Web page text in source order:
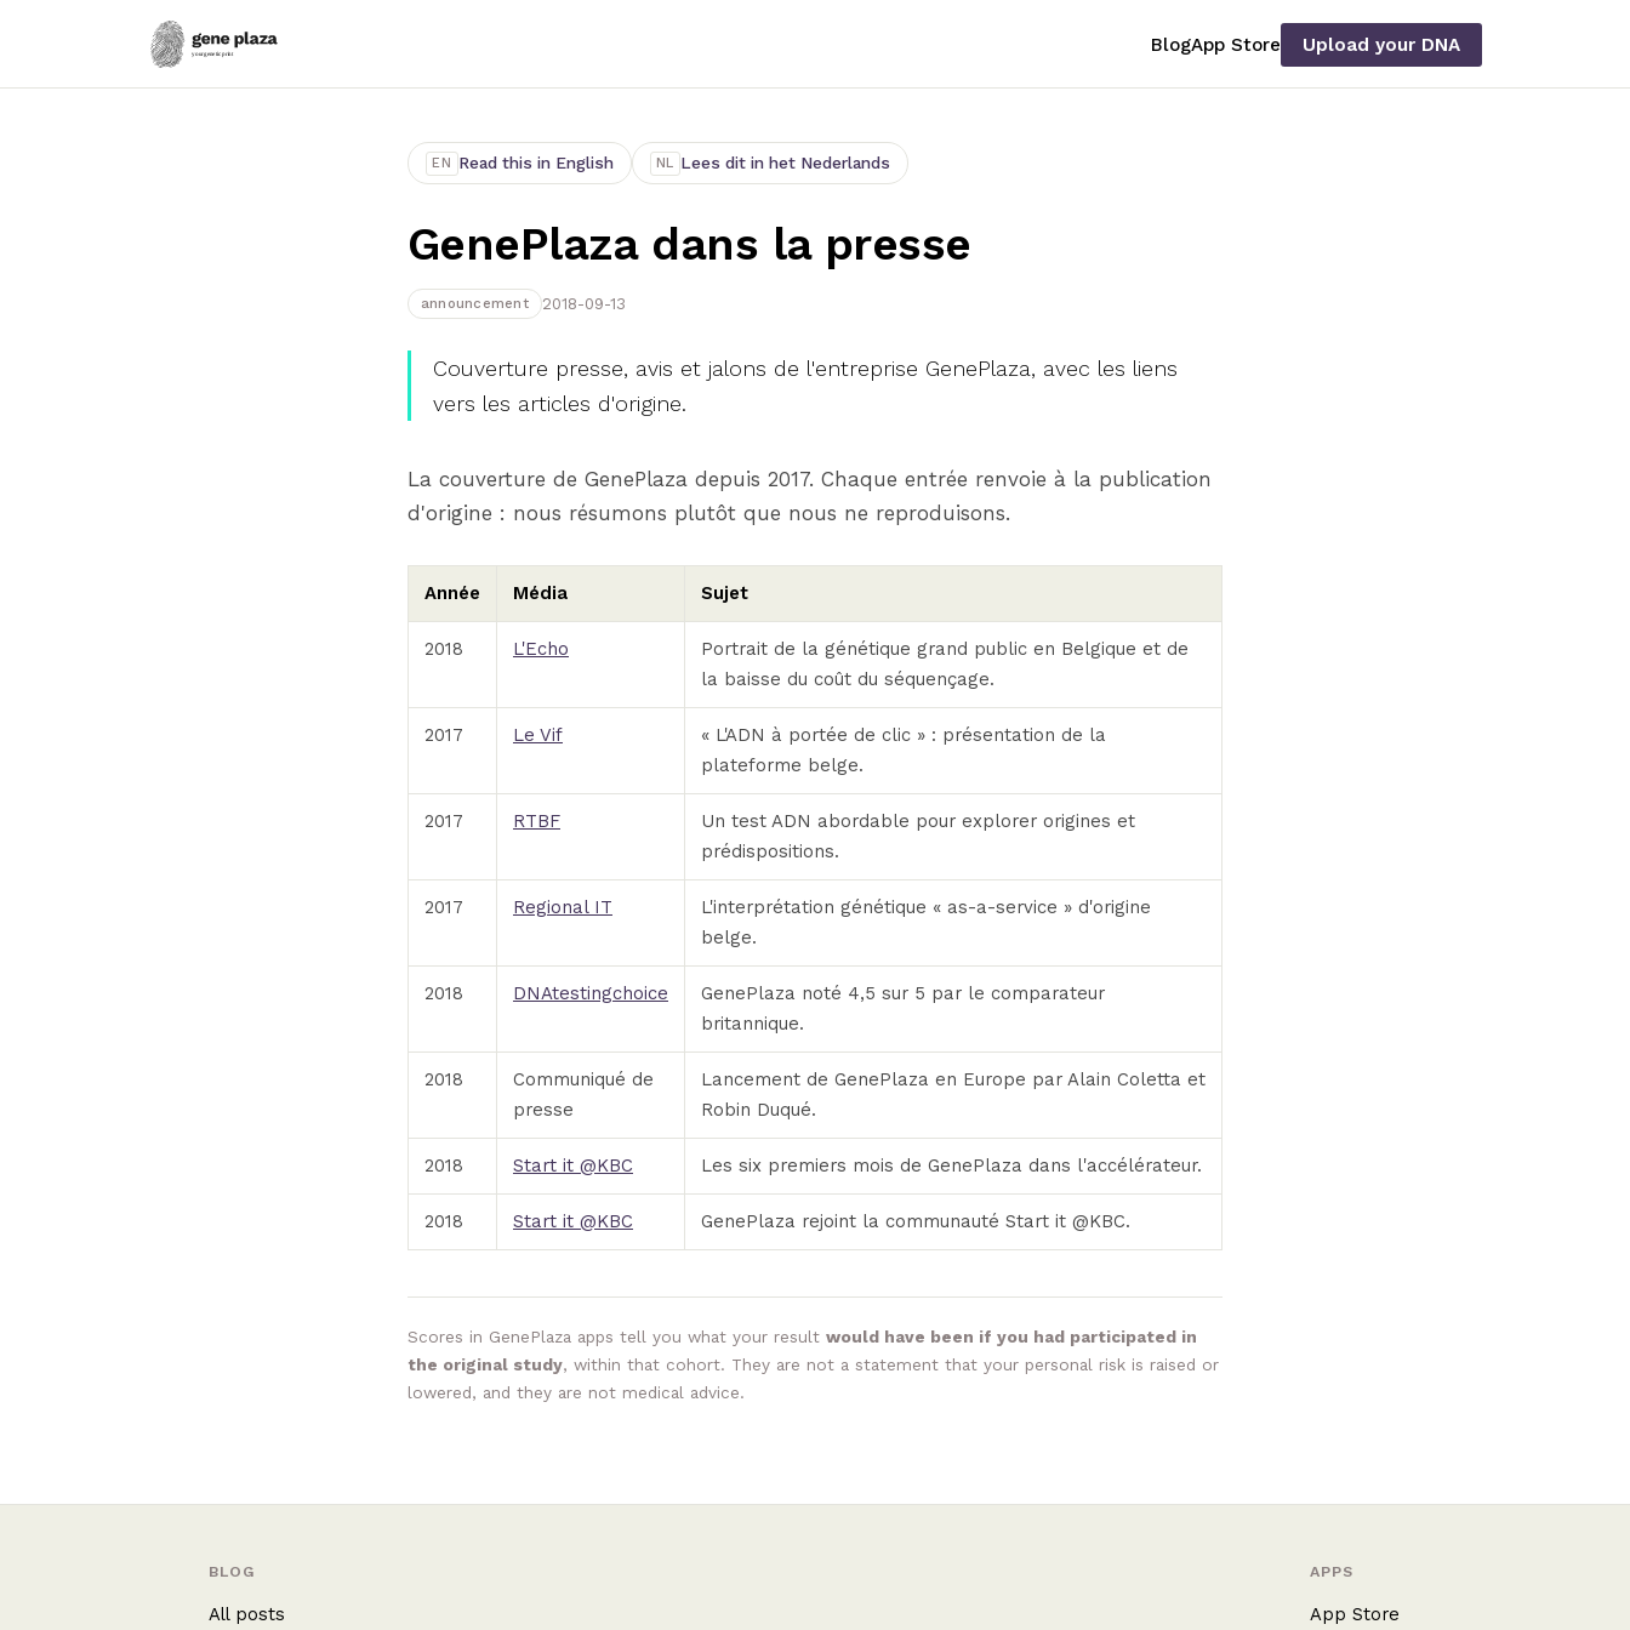
BlogApp Store Upload your DNA
EN Read this in English NL Lees dit in het Nederlands
GenePlaza dans la presse
announcement 2018-09-13
Couverture presse, avis et jalons de l'entreprise GenePlaza, avec les liens
vers les articles d'origine.
La couverture de GenePlaza depuis 2017. Chaque entrée renvoie à la publication
d'origine : nous résumons plutôt que nous ne reproduisons.
Année Média Sujet
2018 L'Echo
Portrait de la génétique grand public en Belgique et de
la baisse du coût du séquençage.
2017 Le Vif
« L'ADN à portée de clic » : présentation de la
plateforme belge.
2017 RTBF
Un test ADN abordable pour explorer origines et
prédispositions.
2017 Regional IT
L'interprétation génétique « as-a-service » d'origine
belge.
2018 DNAtestingchoice
GenePlaza noté 4,5 sur 5 par le comparateur
britannique.
2018
Communiqué de
presse
Lancement de GenePlaza en Europe par Alain Coletta et
Robin Duqué.
2018 Start it @KBC Les six premiers mois de GenePlaza dans l'accélérateur.
2018 Start it @KBC GenePlaza rejoint la communauté Start it @KBC.
Scores in GenePlaza apps tell you what your result would have been if you had participated in
the original study, within that cohort. They are not a statement that your personal risk is raised or
lowered, and they are not medical advice.
BLOG
All posts
APPS
App Store